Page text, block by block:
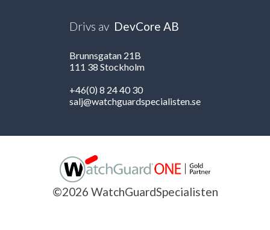
Drivs av DevCore AB
Brunnsgatan 21B
111 38 Stockholm
+46(0) 8 24 40 30
salj@watchguardspecialisten.se
©2026 WatchGuardSpecialisten